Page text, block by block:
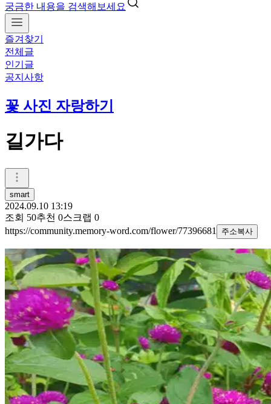
궁금한 내용을 검색해보세요
즐겨찾기
전체글
인기글
공지사항
꽃 사진 자랑하기
길가다
smart
2024.09.10 13:19
조회 50추천 0스크랩 0
https://community.memory-word.com/flower/77396681
주소복사